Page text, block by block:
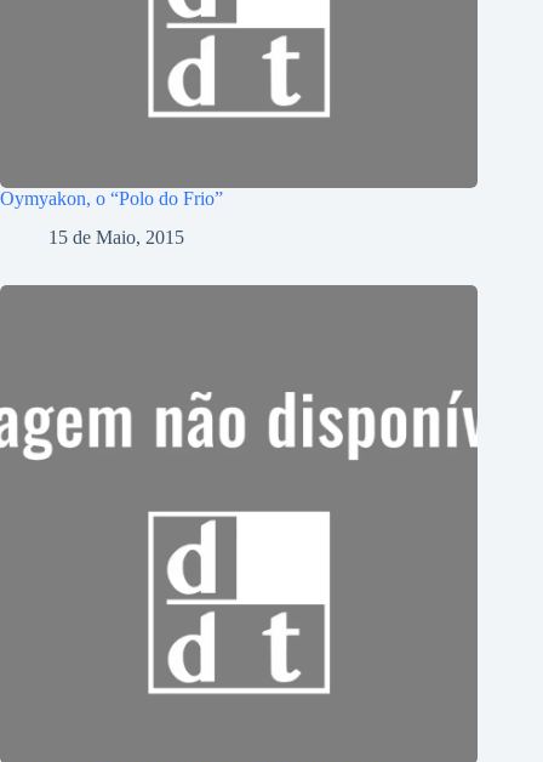
Oymyakon, o “Polo do Frio”
15 de Maio, 2015